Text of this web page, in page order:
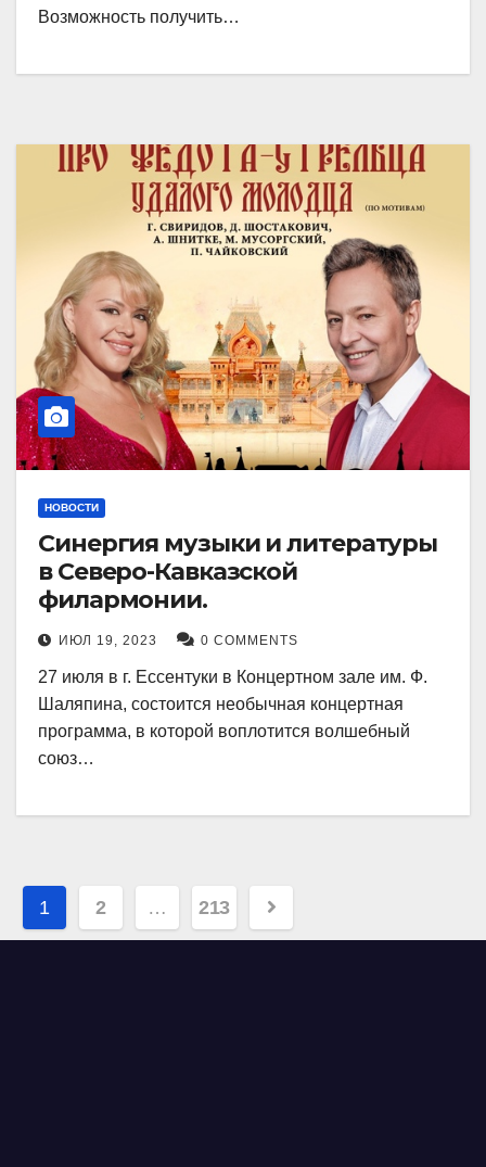
Возможность получить…
НОВОСТИ
Синергия музыки и литературы
в Северо-Кавказской
филармонии.
ИЮЛ 19, 2023 0 COMMENTS
27 июля в г. Ессентуки в Концертном зале им. Ф.
Шаляпина, состоится необычная концертная
программа, в которой воплотится волшебный
союз…
Навигация
по
1 2 … 213